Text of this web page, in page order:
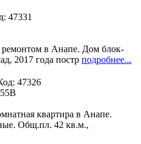
47331
ремонтом в Анапе. Дом блок-
2017 года постр подробнее...
47326
квартира в Анапе.
Общ.пл. 42 кв.м.,